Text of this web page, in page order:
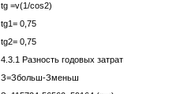
tg =v(1/cos2)
tg1= 0,75
tg2= 0,75
4.3.1 Разность годовых затрат
З=Збольш-Зменьш